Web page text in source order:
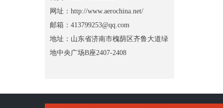
网址：http://www.aerochina.net/
邮箱：413799253@qq.com
地址：山东省济南市槐荫区齐鲁大道绿
地中央广场B座2407-2408